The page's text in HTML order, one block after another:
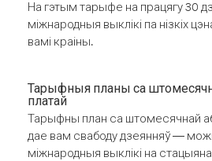
На гэтым тарыфе на працягу 30
міжнародныя выклікі па нізкіх
вамі краіны.
Тарыфныя планы са
платай
Тарыфны план са штомесячнай
дае вам свабоду дзеянняў —
міжнародныя выклікі на